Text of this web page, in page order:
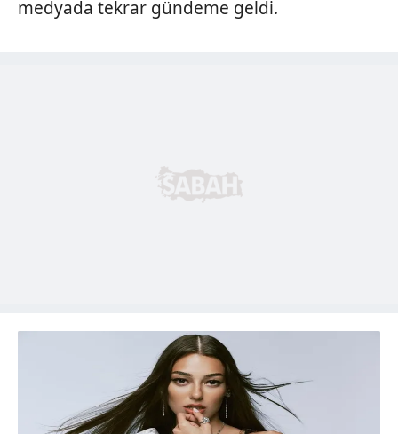
medyada tekrar gündeme geldi.